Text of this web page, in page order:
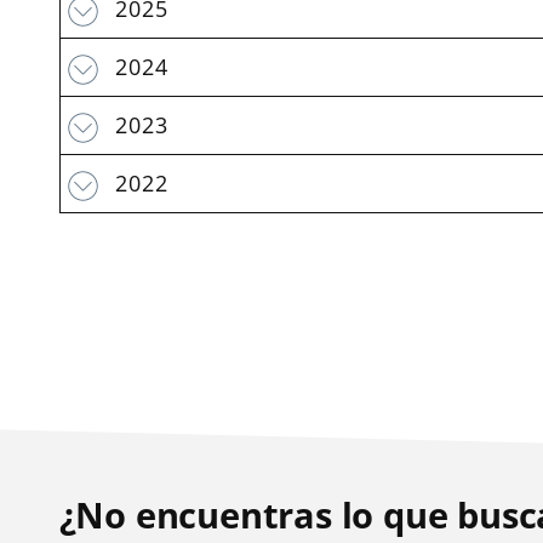
2025
2024
2023
2022
¿No encuentras lo que